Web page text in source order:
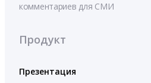
комментариев для СМИ
Продукт
Презентация